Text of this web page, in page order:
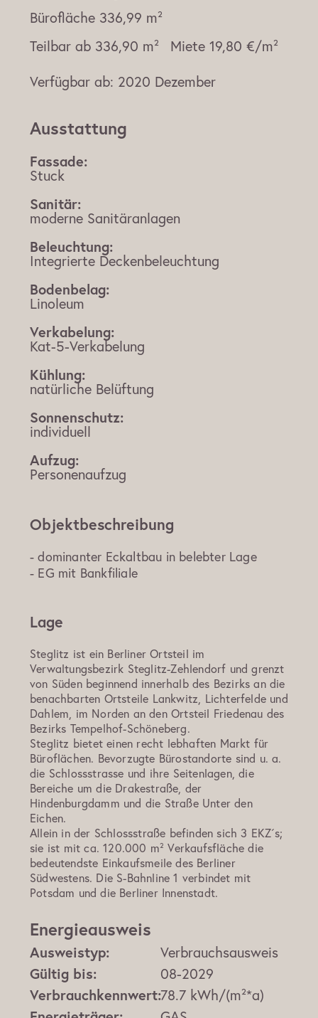
Bürofläche 336,99 m²
Teilbar ab 336,90 m² Miete 19,80 €/m²
Verfügbar ab: 2020 Dezember
Ausstattung
Fassade:
Stuck
Sanitär:
moderne Sanitäranlagen
Beleuchtung:
Integrierte Deckenbeleuchtung
Bodenbelag:
Linoleum
Verkabelung:
Kat-5-Verkabelung
Kühlung:
natürliche Belüftung
Sonnenschutz:
individuell
Aufzug:
Personenaufzug
Objektbeschreibung
- dominanter Eckaltbau in belebter Lage
- EG mit Bankfiliale
Lage
Steglitz ist ein Berliner Ortsteil im
Verwaltungsbezirk Steglitz-Zehlendorf und grenzt
von Süden beginnend innerhalb des Bezirks an die
benachbarten Ortsteile Lankwitz, Lichterfelde und
Dahlem, im Norden an den Ortsteil Friedenau des
Bezirks Tempelhof-Schöneberg.
Steglitz bietet einen recht lebhaften Markt für
Büroflächen. Bevorzugte Bürostandorte sind u. a.
die Schlossstrasse und ihre Seitenlagen, die
Bereiche um die Drakestraße, der
Hindenburgdamm und die Straße Unter den
Eichen.
Allein in der Schlossstraße befinden sich 3 EKZ´s;
sie ist mit ca. 120.000 m² Verkaufsfläche die
bedeutendste Einkaufsmeile des Berliner
Südwestens. Die S-Bahnline 1 verbindet mit
Potsdam und die Berliner Innenstadt.
Energieausweis
Ausweistyp:
Verbrauchsausweis
Gültig bis:
08-2029
Verbrauchkennwert:78.7 kWh/(m²*a)